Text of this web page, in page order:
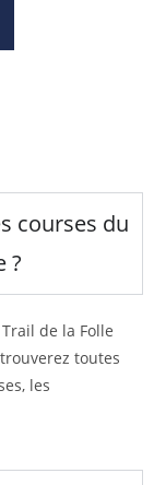
courses du
?
de la Folle
toutes
les